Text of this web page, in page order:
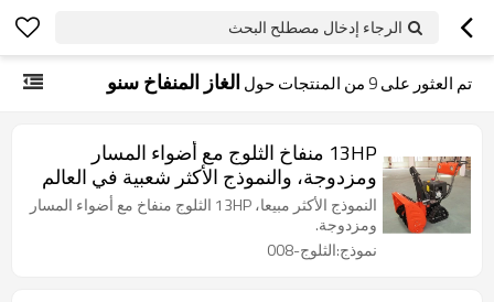
الرجاء إدخال مصطلح البحث
تم العثور على9من المنتجات حول الغاز المنفاخ سنو
13HP منفاخ الثلوج مع أضواء المسار
ومزدوجة، والنموذج الأكثر شعبية في العالم
النموذج الأكثر مبيعا، 13HP الثلوج منفاخ مع أضواء المسار
ومزدوجة.
نموذج:الثلوج-008